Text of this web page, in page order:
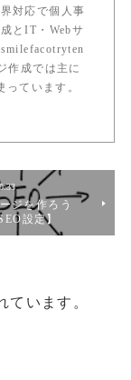
対応で個人事
とIT・Webサ
作成では主に
ています。
ジを作ろう
設定】
います。